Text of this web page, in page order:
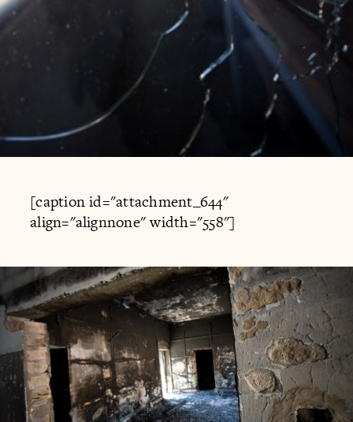
[caption id="attachment_644"
align="alignnone" width="558"]